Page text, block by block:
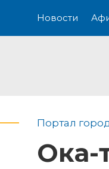
Новости
Портал
Ока-